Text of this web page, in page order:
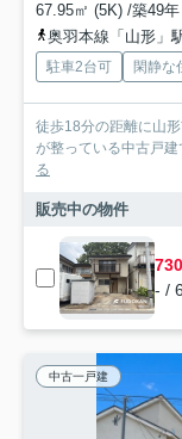
67.95㎡ (5K) /築49
奥羽本線「山形」
駐車2台可 閑静な
徒歩18分の距離に山
が整っている中古戸
る
販売中の物件
- /
中古一戸建